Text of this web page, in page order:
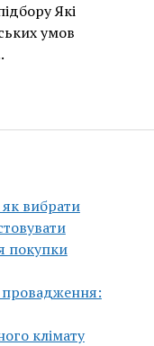
Які
умов
як вибрати
покупки
провадження:
клімату